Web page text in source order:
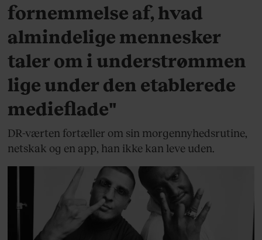
fornemmelse af, hvad
almindelige mennesker
taler om i understrømmen
lige under den etablerede
medieflade"
DR-værten fortæller om sin morgennyhedsrutine,
netskak og en app, han ikke kan leve uden.